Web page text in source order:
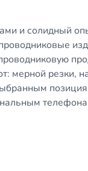
и солидный
мерной резки,